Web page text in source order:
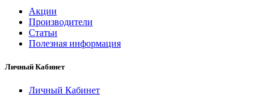
Акции
Производители
Статьи
Полезная информация
Личный Кабинет
Личный Кабинет